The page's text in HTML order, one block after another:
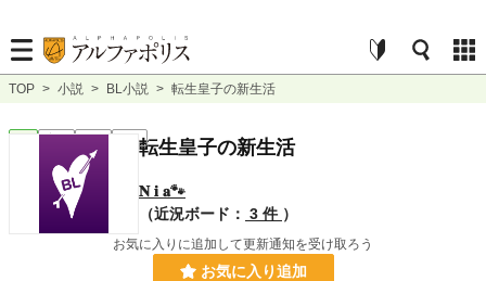
TOP > 小説 > BL小説 > 転生皇子の新生活
完結 長編 R18転生皇子の新生活
𝐍 𝐢 𝐚🐾
（近況ボード： 3 件 ）
お気に入りに追加して更新通知を受け取ろう
お気に入り追加